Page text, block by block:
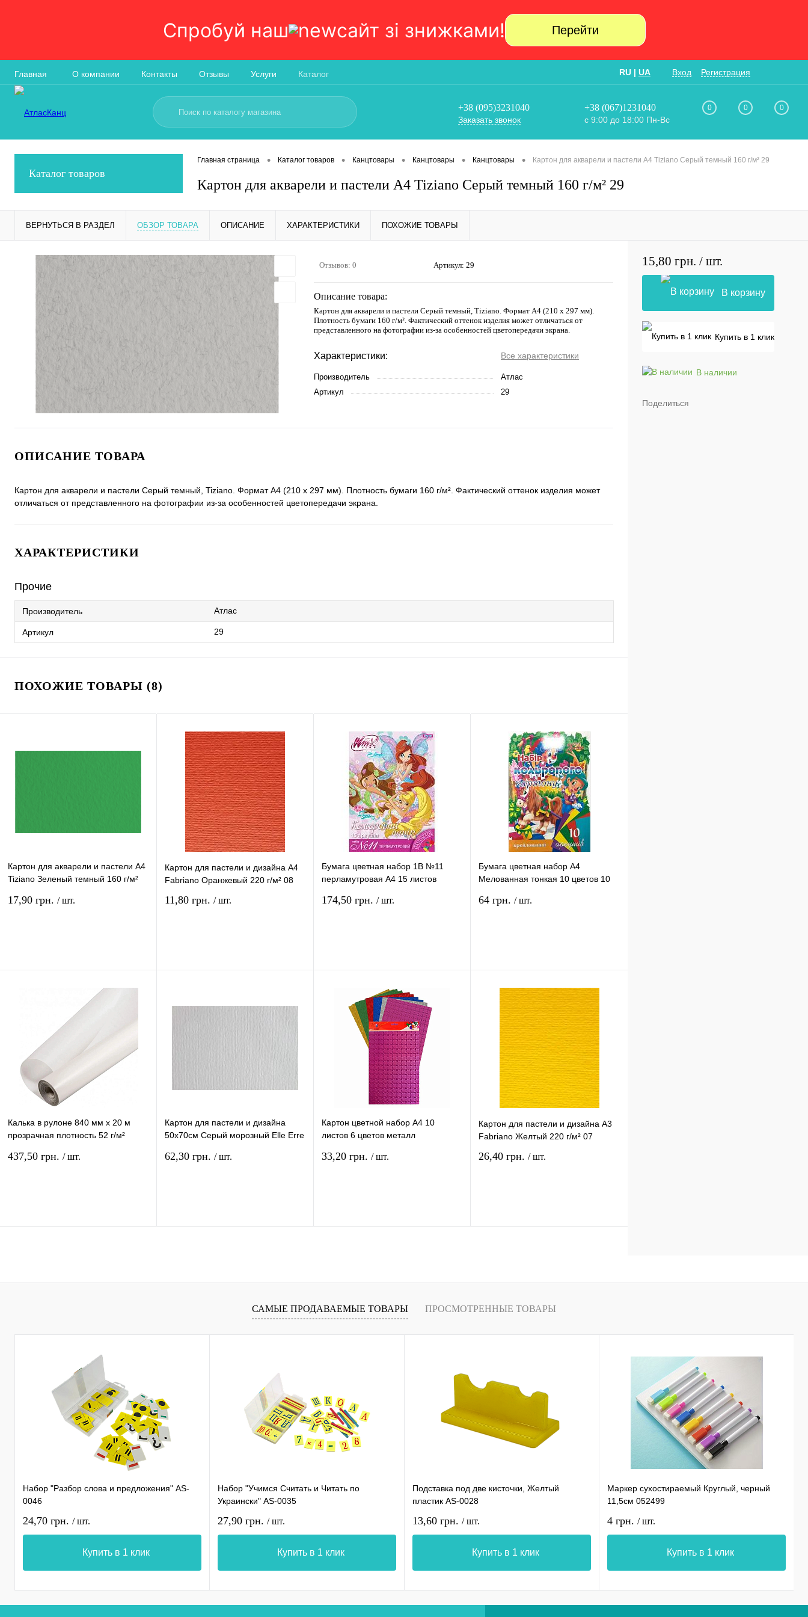
Спробуй наш сайт зi знижками! Перейти
Главная О компании Контакты Отзывы Услуги Каталог RU | UA Вход Регистрация
+38 (095)3231040
Заказать звонок
+38 (067)1231040
с 9:00 до 18:00 Пн-Вс
0 0 0
Каталог товаров
Главная страница • Каталог товаров • Канцтовары • Канцтовары • Канцтовары • Картон для акварели и пастели А4 Tiziano Серый темный 160 г/м² 29
Картон для акварели и пастели А4 Tiziano Серый темный 160 г/м² 29
ВЕРНУТЬСЯ В РАЗДЕЛ ОБЗОР ТОВАРА ОПИСАНИЕ ХАРАКТЕРИСТИКИ ПОХОЖИЕ ТОВАРЫ
Отзывов: 0 Артикул: 29
Описание товара:
Картон для акварели и пастели Серый темный, Tiziano. Формат А4 (210 х 297 мм).
Плотность бумаги 160 г/м². Фактический оттенок изделия может отличаться от
представленного на фотографии из-за особенностей цветопередачи экрана.
Характеристики: Все характеристики
Производитель
Атлас
Артикул
29
ОПИСАНИЕ ТОВАРА
Картон для акварели и пастели Серый темный, Tiziano. Формат А4 (210 х 297 мм). Плотность бумаги 160 г/м². Фактический оттенок изделия может
отличаться от представленного на фотографии из-за особенностей цветопередачи экрана.
ХАРАКТЕРИСТИКИ
Прочие
Производитель Атлас
Артикул 29
ПОХОЖИЕ ТОВАРЫ (8)
Картон для акварели и пастели А4
Tiziano Зеленый темный 160 г/м²
17,90 грн. / шт.
Картон для пастели и дизайна А4
Fabriano Оранжевый 220 г/м² 08
11,80 грн. / шт.
наличии
Бумага цветная набор 1В №11
перламутровая А4 15 листов
174,50 грн. / шт.
В избранное
наличии
Бумага цветная набор А4
Мелованная тонкая 10 цветов 10
64 грн. / шт.
В избранное
наличии
Калька в рулоне 840 мм х 20 м
прозрачная плотность 52 г/м²
437,50 грн. / шт.
Картон для пастели и дизайна
50х70см Серый морозный Elle Erre
62,30 грн. / шт.
Картон цветной набор А4 10
листов 6 цветов металл
33,20 грн. / шт.
Картон для пастели и дизайна А3
Fabriano Желтый 220 г/м² 07
26,40 грн. / шт.
15,80 грн. / шт.
В корзину
Купить в 1 клик
В наличии
Поделиться
САМЫЕ ПРОДАВАЕМЫЕ ТОВАРЫ ПРОСМОТРЕННЫЕ ТОВАРЫ
Набор "Разбор слова и предложения" AS-
0046
24,70 грн. / шт.
Купить в 1 клик
Набор "Учимся Считать и Читать по
Украински" AS-0035
27,90 грн. / шт.
Купить в 1 клик
Подставка под две кисточки, Желтый
пластик AS-0028
13,60 грн. / шт.
Купить в 1 клик
Маркер сухостираемый Круглый, черный
11,5см 052499
4 грн. / шт.
Купить в 1 клик